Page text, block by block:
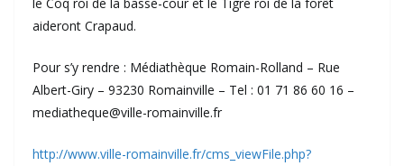
aideront Crapaud.
Pour s’y rendre : Médiathèque Romain-Rolland – Rue
Albert-Giry – 93230 Romainville – Tel : 01 71 86 60 16 –
mediatheque@ville-romainville.fr
http://www.ville-romainville.fr/cms_viewFile.php?